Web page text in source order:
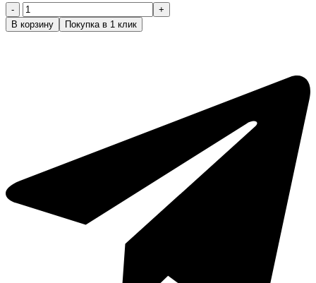
Количество
товара
Расческа
В корзину Покупка в 1 клик